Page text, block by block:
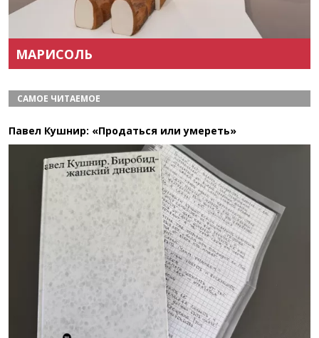
МАРИСОЛЬ
САМОЕ ЧИТАЕМОЕ
Павел Кушнир: «Продаться или умереть»